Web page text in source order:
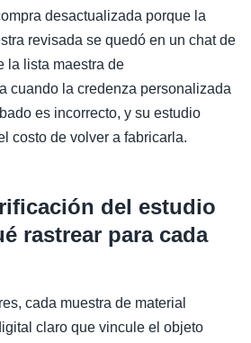
desactualizada porque la
revisada se quedó en un chat de
la lista maestra de
cuando la credenza personalizada
es incorrecto, y su estudio
costo de volver a fabricarla.
del estudio
rastrear para cada
cada muestra de material
claro que vincule el objeto